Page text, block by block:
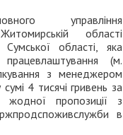
управління
області
області, яка
(м.
з менеджером
4 тисячі гривень за
пропозиції з
в